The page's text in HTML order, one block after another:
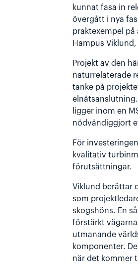
kunnat fasa in
övergått i nya
praktexempel
Hampus
Projekt av den
naturrelaterade
tanke på
ligger inom en
nödvändiggjort
För
kvalitativ
förutsättningar.
Viklund berättar
som
skogshöns. En
förstärkt
utmanande
komponenter.
när det kommer